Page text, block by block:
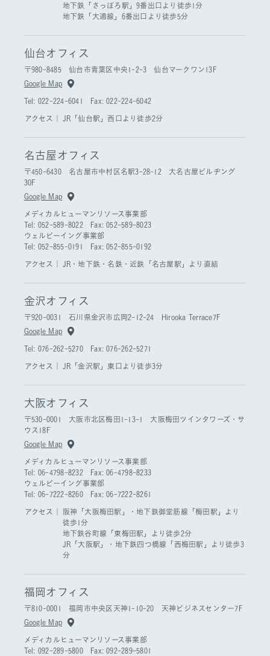
地下鉄「さっぽろ駅」9番出口より徒歩1分
地下鉄「大通線」6番出口より徒歩5分
仙台オフィス
〒980-8485 仙台市青葉区中央1-2-3 仙台マークワン13F
Google Map
Tel: 022-224-6041 Fax: 022-224-6042
アクセス｜
JR「仙台駅」西口より徒歩2分
名古屋オフィス
〒450-6430 名古屋市中村区名駅3-28-12 大名古屋ビルヂング
30F
Google Map
メディカルヒューマンリソース事業部
Tel: 052-589-8022 Fax: 052-589-8023
ウェルビーイング事業部
Tel: 052-855-0191 Fax: 052-855-0192
アクセス｜
JR・地下鉄・名鉄・近鉄「名古屋駅」より直結
金沢オフィス
〒920-0031 石川県金沢市広岡2-12-24 Hirooka Terrace7F
Google Map
Tel: 076-262-5270 Fax: 076-262-5271
アクセス｜
JR「金沢駅」東口より徒歩3分
大阪オフィス
〒530-0001 大阪市北区梅田1-13-1 大阪梅田ツインタワーズ・サ
ウス18F
Google Map
メディカルヒューマンリソース事業部
Tel: 06-4798-8232 Fax: 06-4798-8233
ウェルビーイング事業部
Tel: 06-7222-8260 Fax: 06-7222-8261
アクセス｜
阪神「大阪梅田駅」・地下鉄御堂筋線「梅田駅」より
徒歩1分
地下鉄谷町線「東梅田駅」より徒歩2分
JR「大阪駅」・地下鉄四つ橋線「西梅田駅」より徒歩3
分
福岡オフィス
〒810-0001 福岡市中央区天神1-10-20 天神ビジネスセンター7F
Google Map
メディカルヒューマンリソース事業部
Tel: 092-289-5800 Fax: 092-289-5801